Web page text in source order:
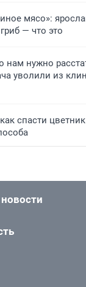
мясо»:
— что это
нам нужно
уволили из
спасти